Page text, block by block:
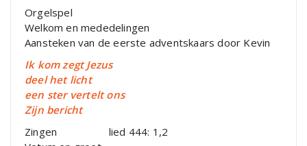
Orgelspel
Welkom en mededelingen
Aansteken van de eerste adventskaars door Kevin
Ik kom zegt Jezus
deel het licht
een ster vertelt ons
Zijn bericht
Zingen lied 444: 1,2